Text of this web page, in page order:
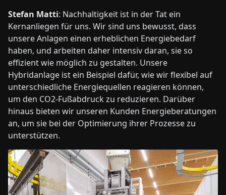
Stefan Matti: Nachhaltigkeit ist in der Tat ein
Kernanliegen für uns. Wir sind uns bewusst, dass
unsere Anlagen einen erheblichen Energiebedarf
haben, und arbeiten daher intensiv daran, sie so
effizient wie möglich zu gestalten. Unsere
Hybridanlage ist ein Beispiel dafür, wie wir flexibel auf
unterschiedliche Energiequellen reagieren können,
um den CO2-Fußabdruck zu reduzieren. Darüber
hinaus bieten wir unseren Kunden Energieberatungen
an, um sie bei der Optimierung ihrer Prozesse zu
unterstützen.